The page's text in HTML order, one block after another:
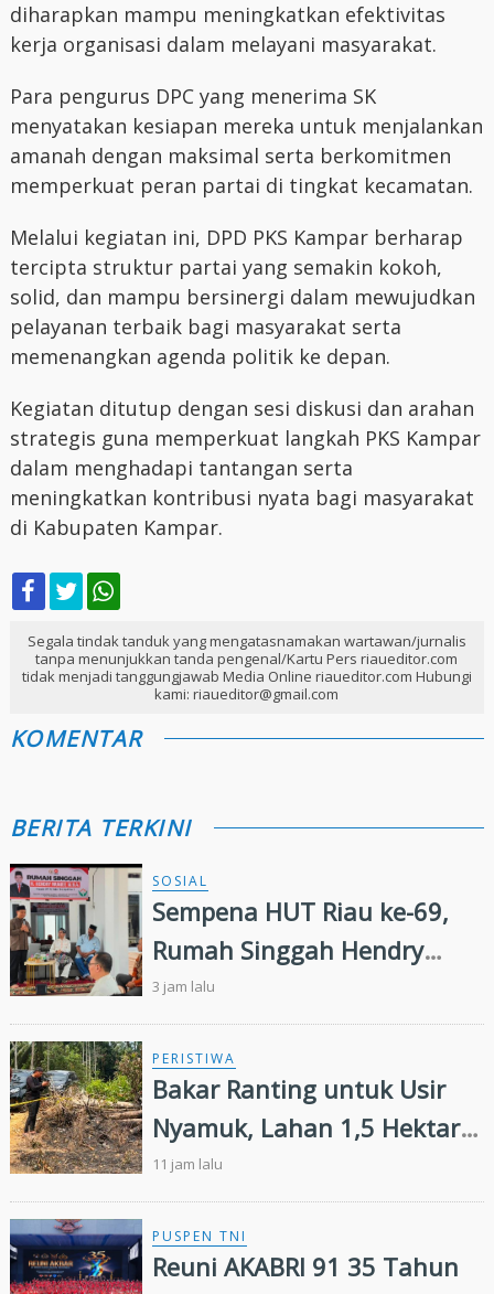
diharapkan mampu meningkatkan efektivitas
kerja organisasi dalam melayani masyarakat.
Para pengurus DPC yang menerima SK
menyatakan kesiapan mereka untuk menjalankan
amanah dengan maksimal serta berkomitmen
memperkuat peran partai di tingkat kecamatan.
Melalui kegiatan ini, DPD PKS Kampar berharap
tercipta struktur partai yang semakin kokoh,
solid, dan mampu bersinergi dalam mewujudkan
pelayanan terbaik bagi masyarakat serta
memenangkan agenda politik ke depan.
Kegiatan ditutup dengan sesi diskusi dan arahan
strategis guna memperkuat langkah PKS Kampar
dalam menghadapi tantangan serta
meningkatkan kontribusi nyata bagi masyarakat
di Kabupaten Kampar.
Segala tindak tanduk yang mengatasnamakan wartawan/jurnalis
tanpa menunjukkan tanda pengenal/Kartu Pers riaueditor.com
tidak menjadi tanggungjawab Media Online riaueditor.com Hubungi
kami: riaueditor@gmail.com
KOMENTAR
BERITA TERKINI
SOSIAL
Sempena HUT Riau ke-69,
Rumah Singgah Hendry
Munief Diresmikan
3 jam lalu
PERISTIWA
Bakar Ranting untuk Usir
Nyamuk, Lahan 1,5 Hektare
di Inhu Malah Terbakar,
Pensiunan Diamankan Polisi
11 jam lalu
PUSPEN TNI
Reuni AKABRI 91 35 Tahun